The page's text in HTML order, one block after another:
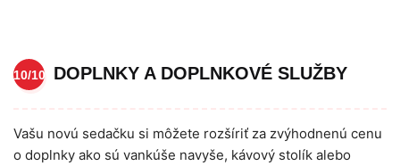
10/10 DOPLNKY A DOPLNKOVÉ SLUŽBY
Vašu novú sedačku si môžete rozšíriť za zvýhodnenú cenu
o doplnky ako sú vankúše navyše, kávový stolík alebo